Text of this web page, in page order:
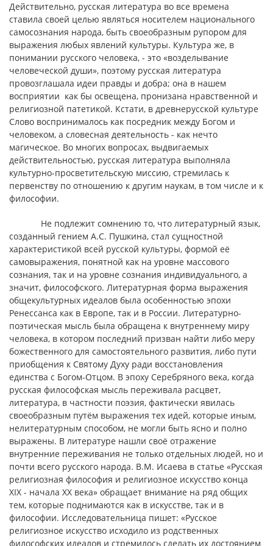
Действительно, русская литература во все времена
ставила своей целью являться носителем национального
самосознания народа, быть своеобразным рупором для
выражения любых явлений культуры. Культура же, в
понимании русского человека, - это «возделывание
человеческой души», поэтому русская литература
провозглашала идеи правды и добра; она в нашем
восприятии как бы освещена, пронизана нравственной и
религиозной патетикой. Кстати, в древнерусской культуре
Слово воспринималось как посредник между Богом и
человеком, а словесная деятельность - как нечто
магическое. Во многих вопросах, выдвигаемых
действительностью, русская литература выполняла
культурно-просветительскую миссию, стремилась к
первенству по отношению к другим наукам, в том числе и к
философии.
Не подлежит сомнению то, что литературный язык,
созданный гением А.С. Пушкина, стал сущностной
характеристикой всей русской культуры, формой её
самовыражения, понятной как на уровне массового
сознания, так и на уровне сознания индивидуального, а
значит, философского. Литературная форма выражения
общекультурных идеалов была особенностью эпохи
Ренессанса как в Европе, так и в России. Литературно-
поэтическая мысль была обращена к внутреннему миру
человека, в котором последний призван найти либо меру
божественного для самостоятельного развития, либо пути
приобщения к Святому Духу ради восстановления
единства с Богом-Отцом. В эпоху Серебряного века, когда
русская философская мысль переживала расцвет,
литература, в частности поэзия, фактически явилась
своеобразным путём выражения тех идей, которые иным,
нелитературным способом, не могли быть ясно и полно
выражены. В литературе нашли своё отражение
внутренние переживания не только отдельных людей, но и
почти всего русского народа. В.М. Исаева в статье «Русская
религиозная философия и религиозное искусство конца
XIX - начала XX века» обращает внимание на ряд общих
тем, которые поднимаются как в искусстве, так и в
философии. Исследовательница пишет: «Русское
религиозное искусство исходило из родственных
философских идеалов и стремилось сделать их достоянием